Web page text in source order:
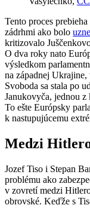
Tento proces
zádrhmi ako bolo
kritizovalo
O dva roky nato
výsledkom
na západnej Ukrajine,
Svoboda sa stala po
Janukovyča, jednou
To ešte Európsky
k nastupujúcemu
Medzi
Jozef Tiso i Stepan
problému ako
v zovretí medzi
obrovské. Keďže s